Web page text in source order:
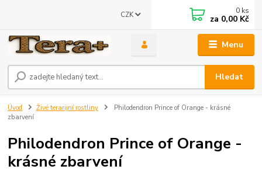
Menu
CZK
Hledat
0 ks
za 0,00 Kč
Úvod Živé terarijní rostliny
Philodendron Prince of Orange - krásné
zbarvení
Philodendron Prince of Orange -
krásné zbarvení